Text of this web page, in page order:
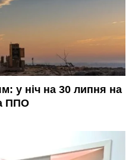
у ніч на 30 липня на
ППО